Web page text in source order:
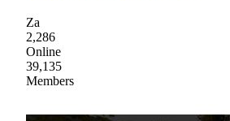
Za
2,286
Online
39,135
Members